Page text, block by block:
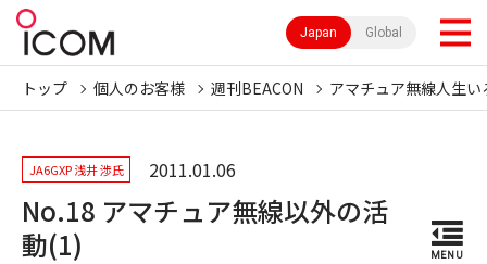
Japan Global
トップ 個人のお客様 週刊BEACON アマチュア無線人生い
JA6GXP 浅井 渉氏 2011.01.06
No.18 アマチュア無線以外の活
動(1)
MENU